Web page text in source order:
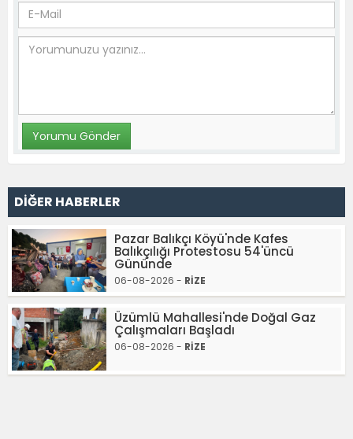
DİĞER HABERLER
Pazar Balıkçı Köyü'nde Kafes
Balıkçılığı Protestosu 54'üncü
Gününde
06-08-2026 - RİZE
Üzümlü Mahallesi'nde Doğal Gaz
Çalışmaları Başladı
06-08-2026 - RİZE